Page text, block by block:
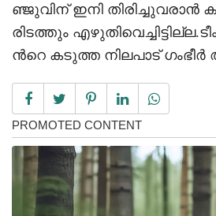
ഞ്ജുവിന് ഇനി തിരിച്ചുവരാൻ
രിടത്തും
ന്‍റെ കടുത്ത നിലപാട് ഗംഭീർ